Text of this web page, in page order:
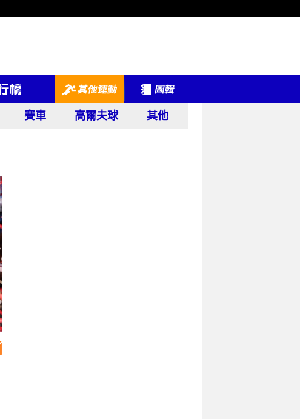
賽車 高爾夫球 其他